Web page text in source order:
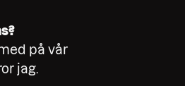
på vår
jag.